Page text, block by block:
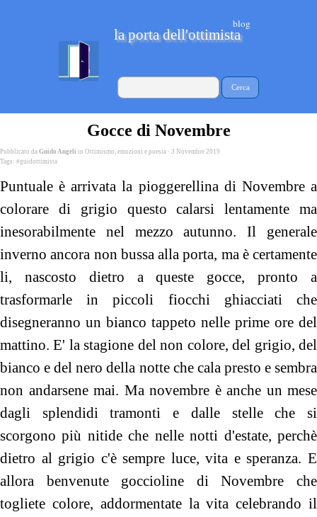
la porta dell'ottimista
blog
Cerca
Gocce di Novembre
Pubblicato da Guido Angeli in Ottimismo, emozioni e poesia · 3 Novembre 2019
Tags: #guidottimista
Puntuale è arrivata la pioggerellina di Novembre a
colorare di grigio questo calarsi lentamente ma
inesorabilmente nel mezzo autunno. Il generale
inverno ancora non bussa alla porta, ma è certamente
li, nascosto dietro a queste gocce, pronto a
trasformarle in piccoli fiocchi ghiacciati che
disegneranno un bianco tappeto nelle prime ore del
mattino. E' la stagione del non colore, del grigio, del
bianco e del nero della notte che cala presto e sembra
non andarsene mai. Ma novembre è anche un mese
dagli splendidi tramonti e dalle stelle che si
scorgono più nitide che nelle notti d'estate, perchè
dietro al grigio c'è sempre luce, vita e speranza. E
allora benvenute goccioline di Novembre che
togliete colore, addormentate la vita celebrando il